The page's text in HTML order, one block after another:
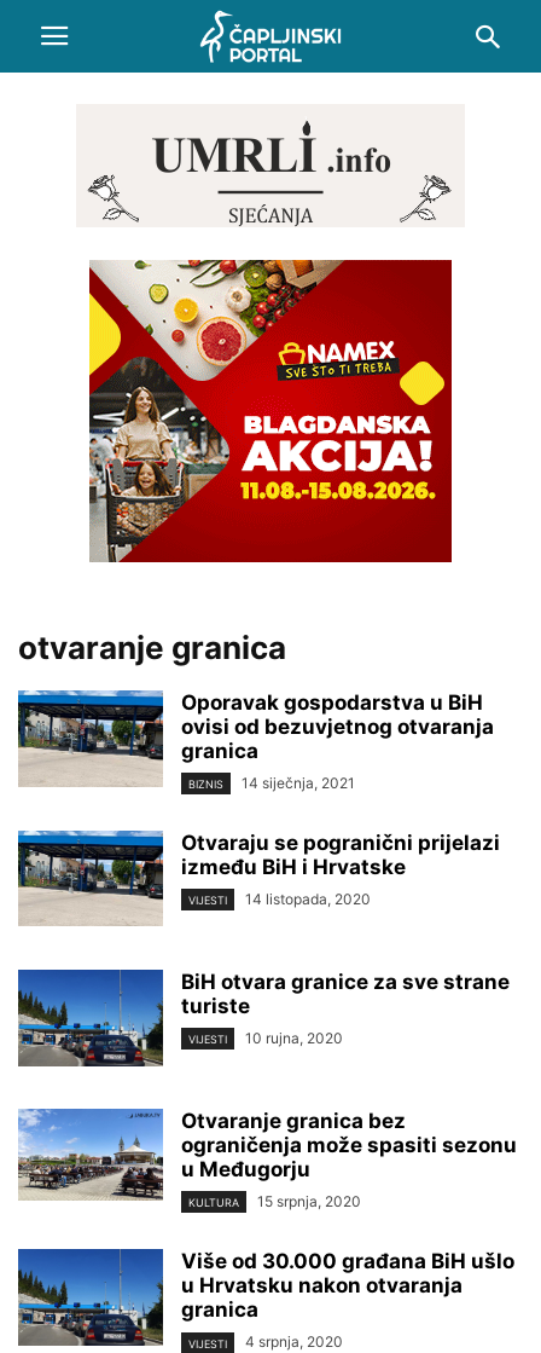
otvaranje granica
Oporavak gospodarstva u BiH
ovisi od bezuvjetnog otvaranja
granica
BIZNIS 14 siječnja, 2021
Otvaraju se pogranični prijelazi
između BiH i Hrvatske
VIJESTI 14 listopada, 2020
BiH otvara granice za sve strane
turiste
VIJESTI 10 rujna, 2020
Otvaranje granica bez
ograničenja može spasiti sezonu
u Međugorju
KULTURA 15 srpnja, 2020
Više od 30.000 građana BiH ušlo
u Hrvatsku nakon otvaranja
granica
VIJESTI 4 srpnja, 2020